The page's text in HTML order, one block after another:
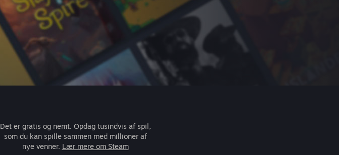
Det er gratis og nemt. Opdag tusindvis af spil,
som du kan spille sammen med millioner af
nye venner. Lær mere om Steam